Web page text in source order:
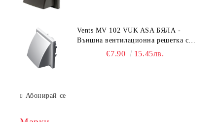
Vents MV 102 VUK ASA БЯЛА -
Външна вентилационна решетка с
гравитачна клапа Ø 100, Ø 125,
€7.90 15.45лв.
Абонирай се